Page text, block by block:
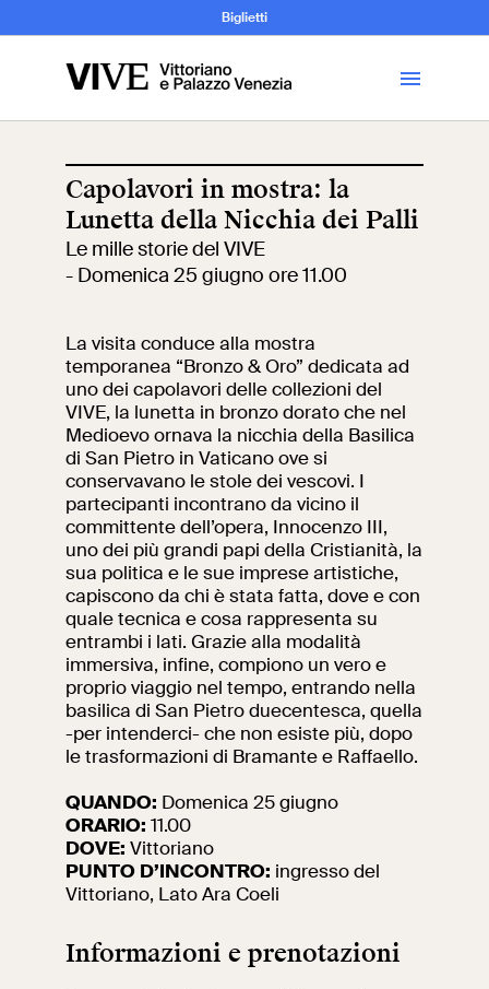
Visita
News
Educazione
Scuole
Ricerca
Cantiere aperto
Mostre ed eventi
Incontriamoci al
Collegio Romano
Al centro di Roma
Video
Opere
La collezione
del VIVE
Biglietti
Capolavori in mostra: la
Lunetta della Nicchia dei Palli
Le mille storie del VIVE
- Domenica 25 giugno ore 11.00
La visita conduce alla mostra
temporanea “Bronzo & Oro” dedicata ad
uno dei capolavori delle collezioni del
VIVE, la lunetta in bronzo dorato che nel
Medioevo ornava la nicchia della Basilica
di San Pietro in Vaticano ove si
conservavano le stole dei vescovi. I
partecipanti incontrano da vicino il
committente dell’opera, Innocenzo III,
uno dei più grandi papi della Cristianità, la
sua politica e le sue imprese artistiche,
capiscono da chi è stata fatta, dove e con
quale tecnica e cosa rappresenta su
entrambi i lati. Grazie alla modalità
immersiva, infine, compiono un vero e
proprio viaggio nel tempo, entrando nella
basilica di San Pietro duecentesca, quella
-per intenderci- che non esiste più, dopo
le trasformazioni di Bramante e Raffaello.
QUANDO: Domenica 25 giugno
ORARIO: 11.00
DOVE: Vittoriano
PUNTO D’INCONTRO: ingresso del
Vittoriano, Lato Ara Coeli
Informazioni e prenotazioni